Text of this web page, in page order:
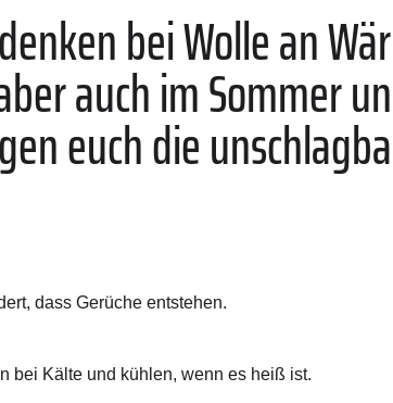
bei Wolle an
auch im Sommer
euch die
dass Gerüche entstehen.
bei Kälte und kühlen, wenn es heiß ist.